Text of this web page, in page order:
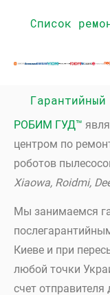
Список
РОБИМ ГУД™
центром по
роботов
Xiaowa, Roidmi,
Мы занимаемся
Киеве и при
любой точки
счет